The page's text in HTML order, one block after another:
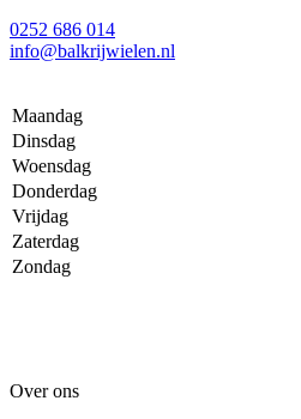
0252 686 014
info@balkrijwielen.nl
Maandag
Dinsdag
Woensdag
Donderdag
Vrijdag
Zaterdag
Zondag
Over ons